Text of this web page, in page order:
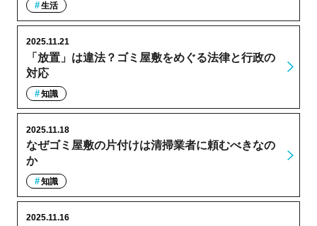
生活
「放置」は違法？ゴミ屋敷をめぐる法律と行政の
対応
2025.11.21
知識
なぜゴミ屋敷の片付けは清掃業者に頼むべきなの
か
2025.11.18
知識
2025.11.16